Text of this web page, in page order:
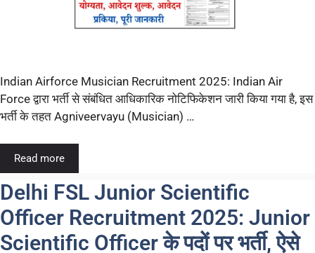
Indian Airforce Musician Recruitment 2025: Indian Air
Force द्वारा भर्ती से संबंधित आधिकारिक नोटिफिकेशन जारी किया गया है, इस
भर्ती के तहत Agniveervayu (Musician) …
Read more
Delhi FSL Junior Scientific
Officer Recruitment 2025: Junior
Scientific Officer के पदों पर भर्ती, ऐसे